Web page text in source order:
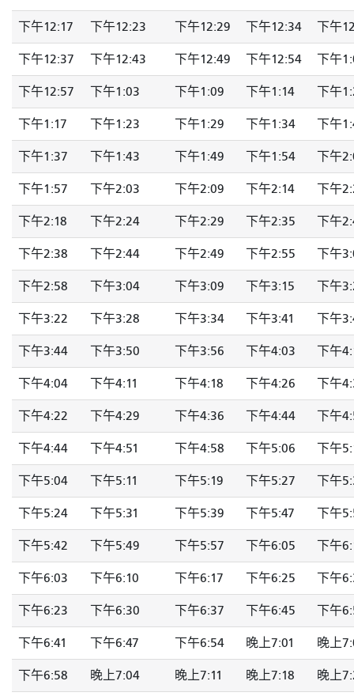
下午12:17 下午12:23 下午12:29 下午12:34 下午
下午12:37 下午12:43 下午12:49 下午12:54 下午
下午12:57 下午1:03 下午1:09 下午1:14 下午
下午1:17 下午1:23 下午1:29 下午1:34 下午
下午1:37 下午1:43 下午1:49 下午1:54 下午
下午1:57 下午2:03 下午2:09 下午2:14 下午
下午2:18 下午2:24 下午2:29 下午2:35 下午
下午2:38 下午2:44 下午2:49 下午2:55 下午
下午2:58 下午3:04 下午3:09 下午3:15 下午
下午3:22 下午3:28 下午3:34 下午3:41 下午
下午3:44 下午3:50 下午3:56 下午4:03 下午
下午4:04 下午4:11 下午4:18 下午4:26 下午
下午4:22 下午4:29 下午4:36 下午4:44 下午
下午4:44 下午4:51 下午4:58 下午5:06 下午
下午5:04 下午5:11 下午5:19 下午5:27 下午
下午5:24 下午5:31 下午5:39 下午5:47 下午
下午5:42 下午5:49 下午5:57 下午6:05 下午
下午6:03 下午6:10 下午6:17 下午6:25 下午
下午6:23 下午6:30 下午6:37 下午6:45 下午
下午6:41 下午6:47 下午6:54 晚上7:01 晚上
下午6:58 晚上7:04 晚上7:11 晚上7:18 晚上